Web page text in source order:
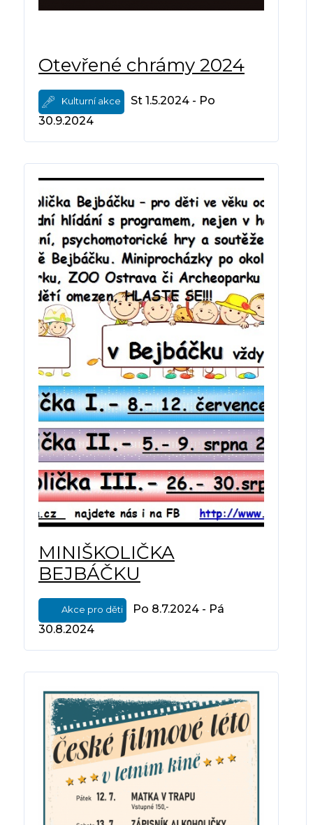
Otevřené chrámy 2024
Kulturní akce
St 1.5.2024 - Po
30.9.2024
MINIŠKOLIČKA
BEJBÁČKU
Akce pro děti
Po 8.7.2024 - Pá
30.8.2024